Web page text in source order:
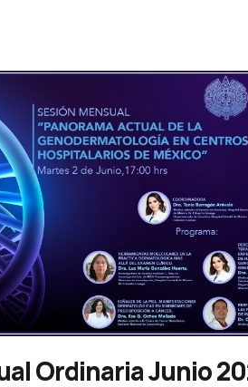
Ordinaria Junio